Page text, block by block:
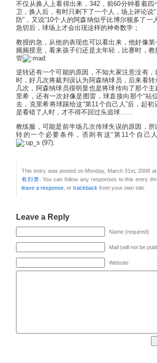
不仅从换人上看得出来，342，前60分钟看着
卫，换人后，有时只剩下了一个人，场上评论说
防”，又说“10个人的阿森纳似乎比博尔顿多了一
急切后，球场上才会出现这样的神奇数学；
教授的急，从他的表现也可以看出来，他好像第
频频授意，看来孩子们还是太年轻，比赛时，
管
逆转还有一个可能的原因，不知大家注意没有
时，好几次将裁判误认为阿森纳球员，后来看
几次，阿森纳球员很明显也是将球传向了那个
里希，还有一次好像是图雷，球直接向那个“站
去，克里希将球踢给这“第11个自己人”后，起
是看错了人时，才不得不回过头追球……
教练服，可能是前半场几次传球失误的原因，
转的一个必要条件，否则有这“第11个自己
This entry was posted on Monday, March 31st, 2008
有归类 . You can follow any responses to this entry
leave a response , or trackback from your own site.
Leave a Reply
Name (required)
Mail (will not be
Website